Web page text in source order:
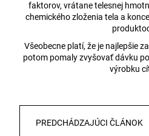
faktorov, vrátane telesnej
chemického zloženia tela a
Všeobecne platí, že je najlepšie
potom pomaly zvyšovať dávku
výrobku
PREDCHÁDZAJÚCI ČLÁNOK